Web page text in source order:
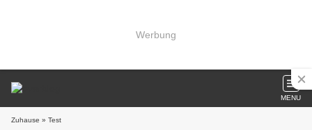
Werbung
MENU
Zuhause » Test